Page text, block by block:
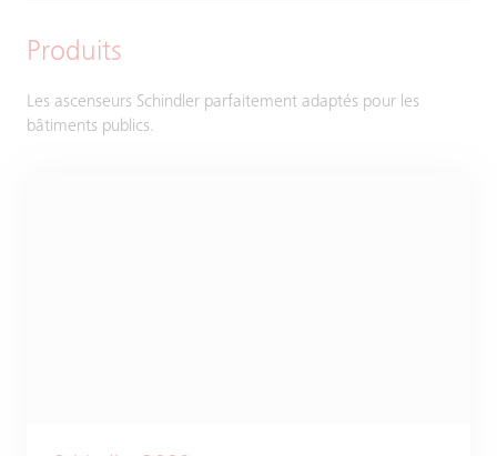
Produits
Les ascenseurs Schindler parfaitement adaptés pour les
bâtiments publics.